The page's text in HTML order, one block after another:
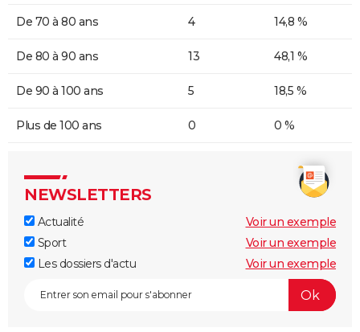
De 70 à 80 ans 4 14,8 %
De 80 à 90 ans 13 48,1 %
De 90 à 100 ans 5 18,5 %
Plus de 100 ans 0 0 %
NEWSLETTERS
Actualité
Voir un exemple
Sport
Voir un exemple
Les dossiers d'actu
Voir un exemple